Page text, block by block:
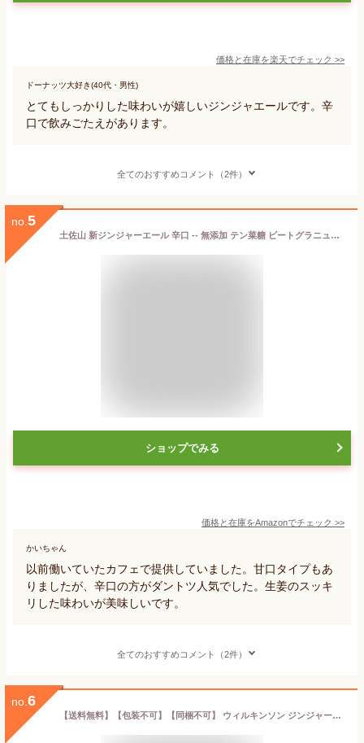
価格と在庫を楽天でチェック >>
ドーナッツ大好き(40代・男性)
とてもしっかりした味わいが嬉しいジンジャエールです。辛
口で飲みごたえがあります。
全てのおすすめコメント（2件）
no. 5
土佐山 新ジンジャーエール 辛口 -- 無添加 テン菜糖 ビートグラニュー糖 有機栽培 無農薬 生姜 使用 高知県 Ginger ale YT (6本)
ショップでみる
価格と在庫をAmazonでチェック >>
かいちゃん
以前働いていたカフェで提供していました。甘口タイプもあ
りましたが、辛口の方がダントツ人気でした。生姜のスッキ
リした味わいが美味しいです。
全てのおすすめコメント（2件）
no. 6
【送料無料】【包装不可】【同梱不可】 ウィルキンソン ジンジャーエール ペットボトル 1ケース 24本入り 500ml